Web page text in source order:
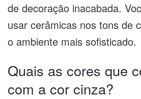
de decoração inacabada.
usar cerâmicas nos tons de
o ambiente mais sofisticado.
Quais as cores que
com a cor cinza?